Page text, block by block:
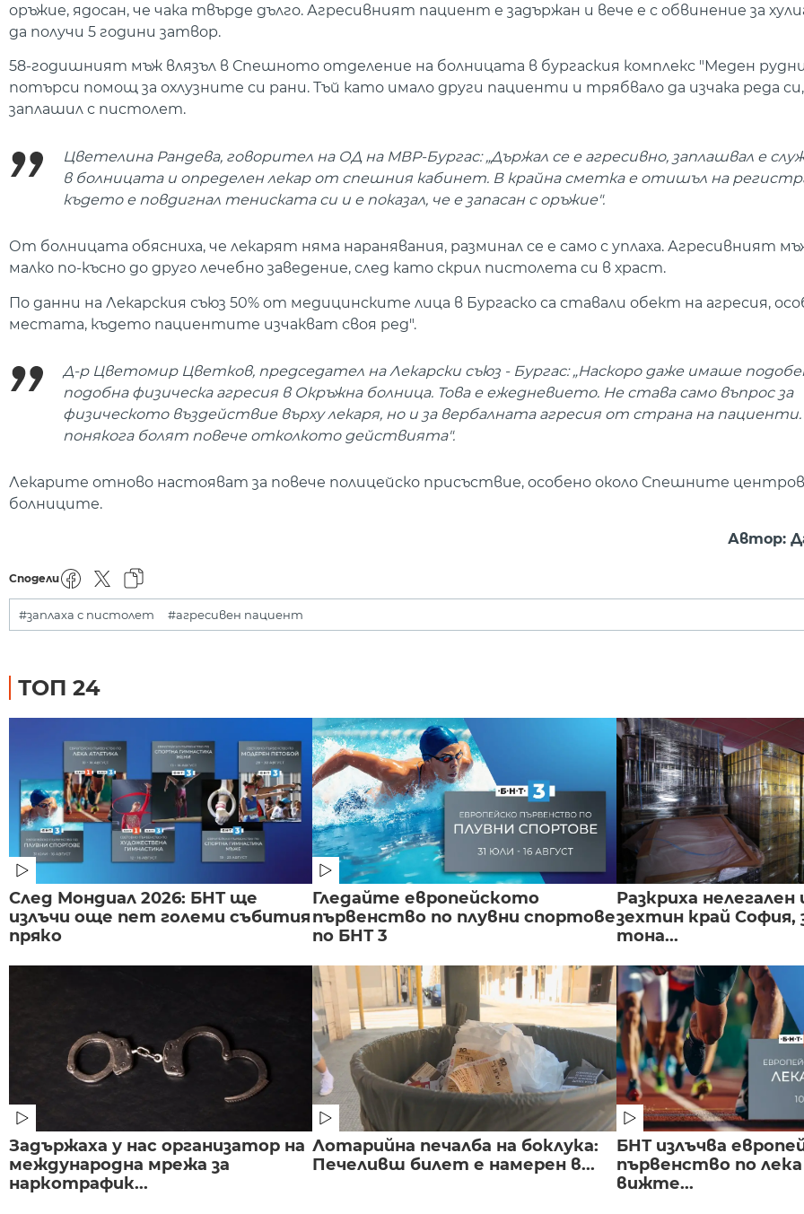
оръжие, ядосан, че чака твърде дълго. Агресивният пациент е задържан и вече е с обвинение за
да получи 5 години затвор.
58-годишният мъж влязъл в Спешното отделение на болницата в бургаския комплекс "Меден
потърси помощ за охлузните си рани. Тъй като имало други пациенти и трябвало да изчака реда
заплашил с пистолет.
Цветелина Рандева, говорител на ОД на МВР-Бургас: „Държал се е агресивно, заплашвал е
в болницата и определен лекар от спешния кабинет. В крайна сметка е отишъл на
където е повдигнал тениската си и е показал, че е запасан с оръжие".
От болницата обясниха, че лекарят няма наранявания, разминал се е само с уплаха. Агресивният
малко по-късно до друго лечебно заведение, след като скрил пистолета си в храст.
По данни на Лекарския съюз 50% от медицинските лица в Бургаско са ставали обект на агресия,
местата, където пациентите изчакват своя ред".
Д-р Цветомир Цветков, председател на Лекарски съюз - Бургас: „Наскоро даже имаше
подобна физическа агресия в Окръжна болница. Това е ежедневието. Не става само въпрос за
физическото въздействие върху лекаря, но и за вербалната агресия от страна на
понякога болят повече отколкото действията".
Лекарите отново настояват за повече полицейско присъствие, особено около Спешните
болниците.
Автор:
Сподели
#заплаха с пистолет #агресивен пациент
ТОП 24
След Мондиал 2026: БНТ ще
излъчи още пет големи събития
пряко
Гледайте европейското
първенство по плувни спортове
по БНТ 3
Разкриха нелегален
зехтин край София,
тона...
Задържаха у нас организатор на
международна мрежа за
наркотрафик...
Лотарийна печалба на боклука:
Печеливш билет е намерен в...
БНТ излъчва
първенство по
вижте...